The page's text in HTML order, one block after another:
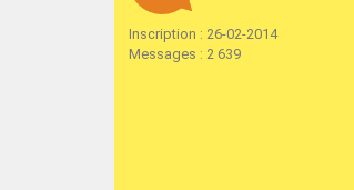
Inscription : 26-02-2014
Messages : 2 639